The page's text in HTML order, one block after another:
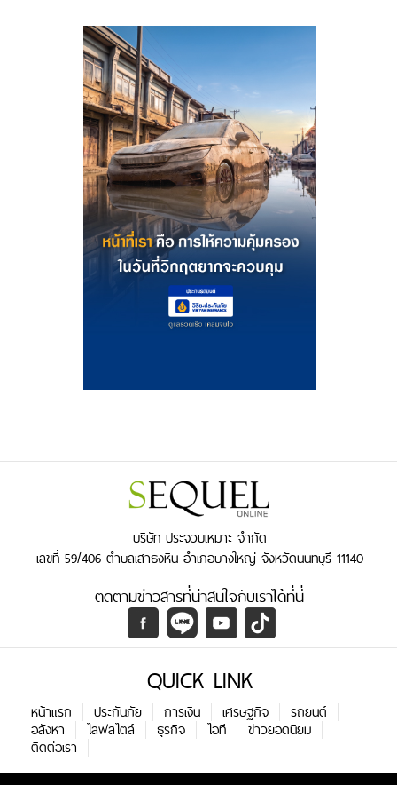
บริษัท ประจวบเหมาะ จำกัด
เลขที่ 59/406 ตำบลเสาธงหิน อำเภอบางใหญ่ จังหวัดนนทบุรี 11140
ติดตามข่าวสารที่น่าสนใจกับเราได้ที่นี่
QUICK LINK
หน้าแรก ประกันภัย การเงิน เศรษฐกิจ
รถยนต์
อสังหา
ไลฟสไตล์ ธุรกิจ ไอที
ข่าวยอดนิยม
ติดต่อเรา